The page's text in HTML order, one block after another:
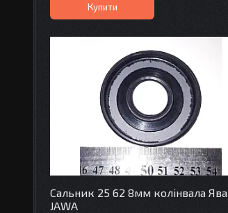
Купити
Сальник 25 62 8мм колінвала Ява
JAWA